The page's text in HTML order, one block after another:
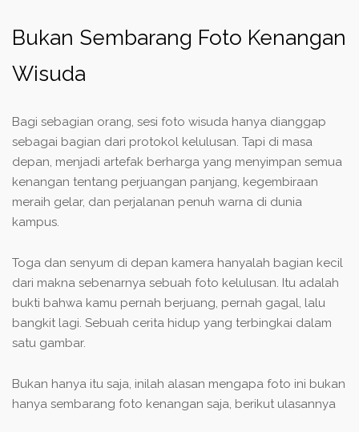
Bukan Sembarang Foto Kenangan
Wisuda
Bagi sebagian orang, sesi foto wisuda hanya dianggap
sebagai bagian dari protokol kelulusan. Tapi di masa
depan, menjadi artefak berharga yang menyimpan semua
kenangan tentang perjuangan panjang, kegembiraan
meraih gelar, dan perjalanan penuh warna di dunia
kampus.
Toga dan senyum di depan kamera hanyalah bagian kecil
dari makna sebenarnya sebuah foto kelulusan. Itu adalah
bukti bahwa kamu pernah berjuang, pernah gagal, lalu
bangkit lagi. Sebuah cerita hidup yang terbingkai dalam
satu gambar.
Bukan hanya itu saja, inilah alasan mengapa foto ini bukan
hanya sembarang foto kenangan saja, berikut ulasannya